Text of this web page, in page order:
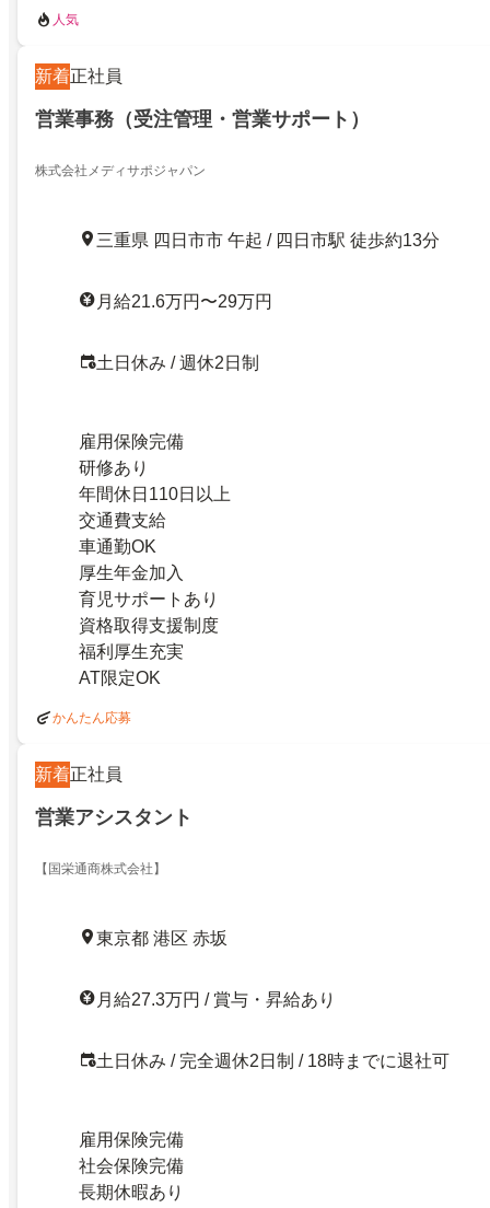
人気
新着正社員
営業事務（受注管理・営業サポート）
株式会社メディサポジャパン
三重県 四日市市 午起 / 四日市駅 徒歩約13分
月給21.6万円〜29万円
土日休み / 週休2日制
雇用保険完備
研修あり
年間休日110日以上
交通費支給
車通勤OK
厚生年金加入
育児サポートあり
資格取得支援制度
福利厚生充実
AT限定OK
かんたん応募
新着正社員
営業アシスタント
【国栄通商株式会社】
東京都 港区 赤坂
月給27.3万円 / 賞与・昇給あり
土日休み / 完全週休2日制 / 18時までに退社可
雇用保険完備
社会保険完備
長期休暇あり